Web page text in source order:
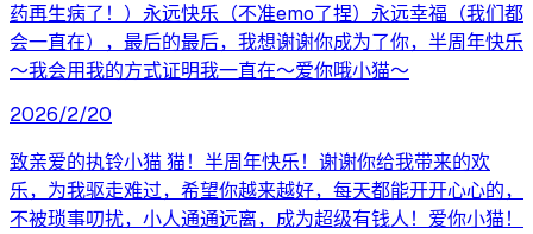
药再生病了！）永远快乐（不准emo了捏）永远幸福（我们都
会一直在），最后的最后，我想谢谢你成为了你，半周年快乐
～我会用我的方式证明我一直在～爱你哦小猫～
2026/2/20
致亲爱的执铃小猫 猫！半周年快乐！谢谢你给我带来的欢
乐，为我驱走难过，希望你越来越好，每天都能开开心心的，
不被琐事叨扰，小人通通远离，成为超级有钱人！爱你小猫！